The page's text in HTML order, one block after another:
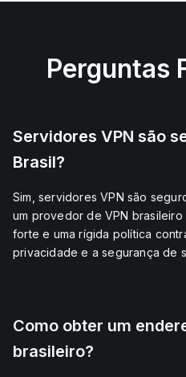
Perguntas
Servidores VPN são
Brasil?
Sim, servidores VPN são
um provedor de VPN brasileiro
forte e uma rígida política
privacidade e a segurança de
Como obter um
brasileiro?